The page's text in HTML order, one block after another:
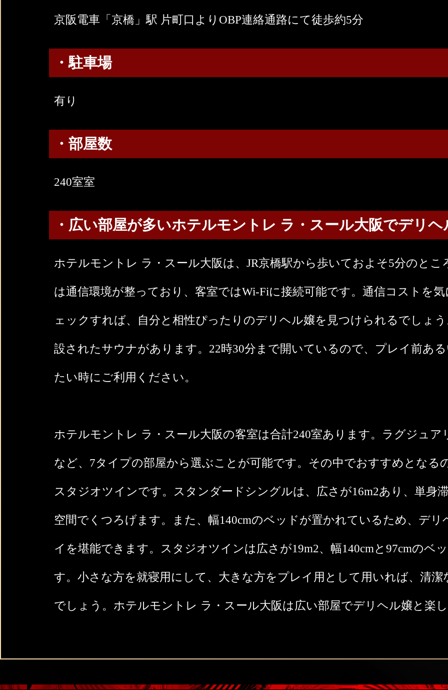
京阪電車「京橋」駅 片町口よりOBP連絡通路にて徒歩約5分
・駐車場
有り
・部屋数
240室室
・広い部屋が多いホテルモントレ ラ・スール大阪でデリ
ホテルモントレ ラ・スール大阪は、JR京橋駅から歩いておよそ5分のと
は通信環境が整っており、客室ではWi-Fiに接続可能です。通信コストを
ェックすれば、自分と相性ぴったりのデリヘル嬢を見つけられるでしょ
設されたサウナがあります。22時30分まで開いているので、プレイ前あ
たい時にご利用ください。
ホテルモントレ ラ・スール大阪の客室は合計240室あります。ラグジュ
など、7タイプの部屋から選ぶことが可能です。その中でおすすめとなる
スタジオツインです。スタンダードシングルは、広さが16m2あり、単身
空間でくつろげます。また、幅140cmのベッドが置かれているため、デ
イを堪能できます。スタジオツインは広さが19m2、幅140cmと97cmのベ
す。小さな方を就寝用にして、大きな方をプレイ用として用いれば、清
でしょう。ホテルモントレ ラ・スール大阪は広い部屋でデリヘル嬢と楽